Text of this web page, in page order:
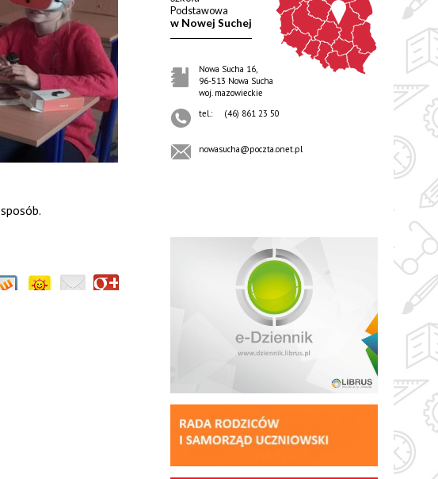
sposób.
Podstawowa
w Nowej Suchej
Nowa Sucha 16,
96-513 Nowa Sucha
woj. mazowieckie
tel.:
(46) 861 23 50
nowasucha@poczta.onet.pl